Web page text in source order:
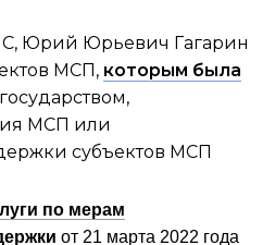
Юрий Юрьевич Гагарин
МСП, которым была
государством,
МСП или
субъектов МСП
по мерам
от 21 марта 2022 года